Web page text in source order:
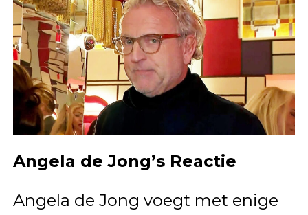
Angela de Jong’s Reactie
Angela de Jong voegt met enige